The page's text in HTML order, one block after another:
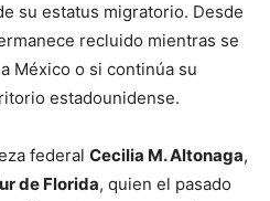
su estatus migratorio. Desde
recluido mientras se
México o si continúa su
estadounidense.
federal Cecilia M. Altonaga,
de Florida, quien el pasado